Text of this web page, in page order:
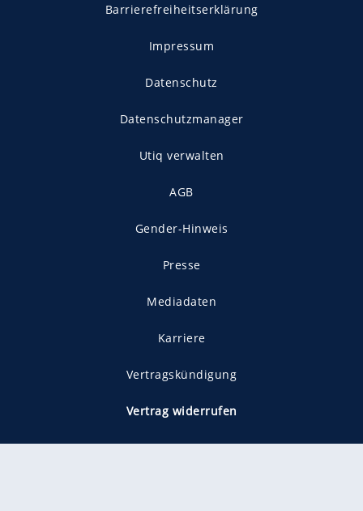
Barrierefreiheitserklärung
Impressum
Datenschutz
Datenschutzmanager
Utiq verwalten
AGB
Gender-Hinweis
Presse
Mediadaten
Karriere
Vertragskündigung
Vertrag widerrufen